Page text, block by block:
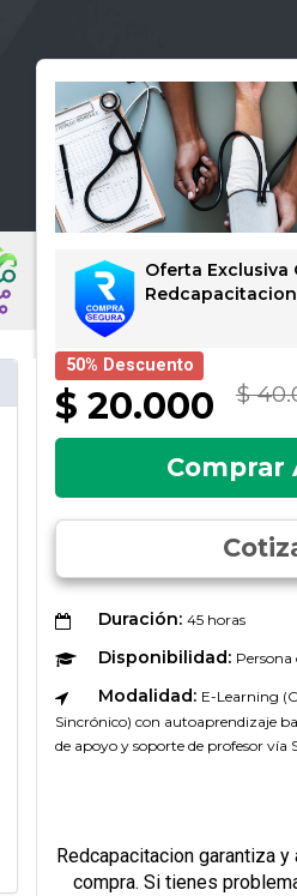
Oferta Exclusiva
50% Descuento
$ 20.000 $
Comprar
Duración: 45 horas
Disponibilidad: Persona
Modalidad: E-Learning
Sincrónico) con autoaprendizaje
de apoyo y soporte de profesor vía
Redcapacitacion garantiza
compra. Si tienes